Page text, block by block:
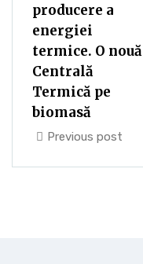
producere a
energiei
termice. O nouă
Centrală
Termică pe
biomasă
Previous post